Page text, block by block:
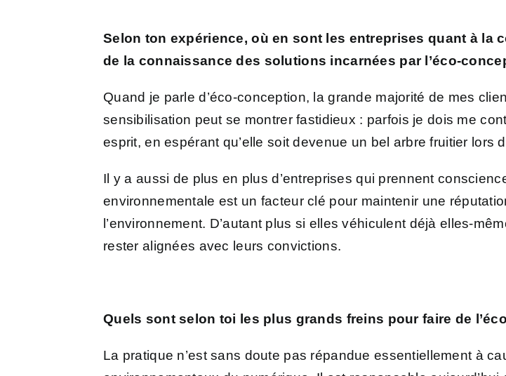
Selon ton expérience, où en sont les entreprises quant à la
de la connaissance des solutions incarnées par l’éco-
Quand je parle d’éco-conception, la grande majorité de mes
sensibilisation peut se montrer fastidieux : parfois je dois me
esprit, en espérant qu’elle soit devenue un bel arbre fruitier lors
Il y a aussi de plus en plus d’entreprises qui prennent
environnementale est un facteur clé pour maintenir une
l’environnement. D’autant plus si elles véhiculent déjà elles-
rester alignées avec leurs convictions.
Quels sont selon toi les plus grands freins pour faire de
La pratique n’est sans doute pas répandue essentiellement à